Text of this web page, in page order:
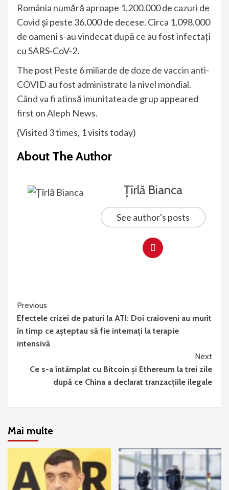
România numără aproape 1.200.000 de cazuri de
Covid şi peste 36.000 de decese. Circa 1.098.000
de oameni s-au vindecat după ce au fost infectaţi
cu SARS-CoV-2.
The post Peste 6 miliarde de doze de vaccin anti-
COVID au fost administrate la nivel mondial.
Când va fi atinsă imunitatea de grup appeared
first onAleph News.
(Visited 3 times, 1 visits today)
About The Author
Țîrlă Bianca
See author's posts
Continue
Reading
Previous
Efectele crizei de paturi la ATI: Doi craioveni au murit
în timp ce aşteptau să fie internați la terapie
intensivă
Next
Ce s-a întâmplat cu Bitcoin și Ethereum la trei zile
după ce China a declarat tranzacțiile ilegale
Mai multe